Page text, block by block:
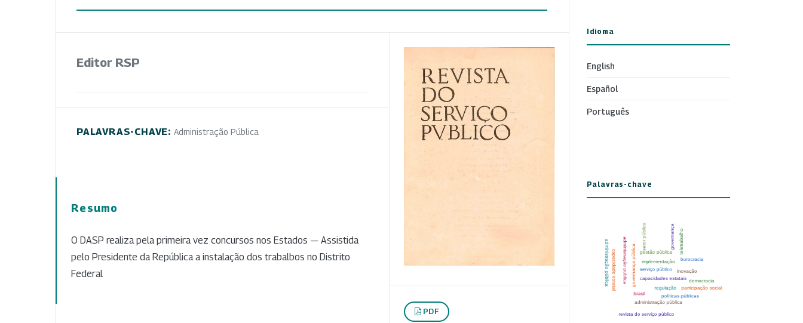
Editor RSP
PALAVRAS-CHAVE: Administração Pública
Resumo
O DASP realiza pela primeira vez concursos nos Estados — Assistida
pelo Presidente da República a instalação dos trabalbos no Distrito
Federal
PDF
Idioma
English
Español
Português
Palavras-chave